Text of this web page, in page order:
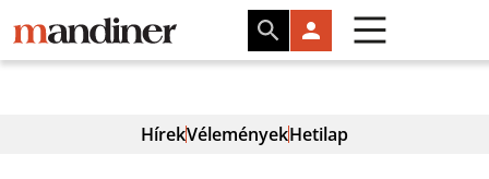
HírekVéleményekHetilap